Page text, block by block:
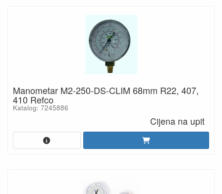
Manometar M2-250-DS-CLIM 68mm R22, 407,
410 Refco
Katalog: 7245886
Cijena na upit